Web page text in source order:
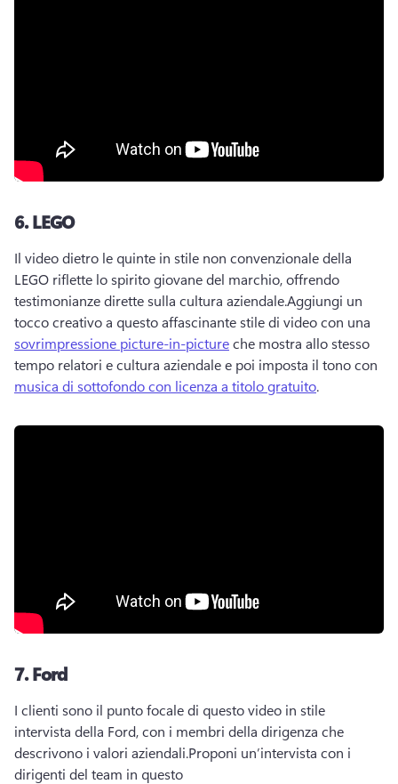
6.LEGO
Il video dietro le quinte in stile non convenzionale della
LEGO riflette lo spirito giovane del marchio, offrendo
testimonianze dirette sulla cultura aziendale.Aggiungi un
tocco creativo a questo affascinante stile di video con una
sovrimpressione picture-in-picture che mostra allo stesso
tempo relatori e cultura aziendale e poi imposta il tono con
musica di sottofondo con licenza a titolo gratuito.
7.Ford
I clienti sono il punto focale di questo video in stile
intervista della Ford, con i membri della dirigenza che
descrivono i valori aziendali.Proponi un’intervista con i
dirigenti del team in questo